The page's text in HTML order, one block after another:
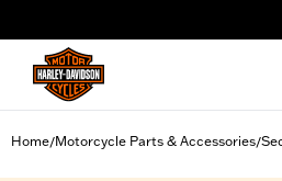
Home/Motorcycle Parts & Accessories/